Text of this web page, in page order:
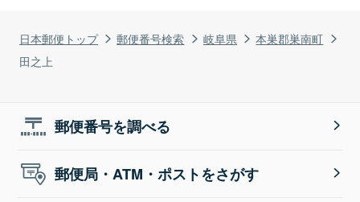
日本郵便トップ 郵便番号検索 岐阜県
本巣郡巣南町
田之上
郵便番号を調べる
郵便局・ATM・ポストをさがす